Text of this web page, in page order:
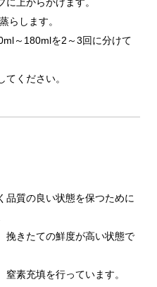
上からかけます。
らします。
～180mlを2～3回に分けて
ください。
品質の良い状態を保つために
きたての鮮度が高い状態で
素充填を行っています。